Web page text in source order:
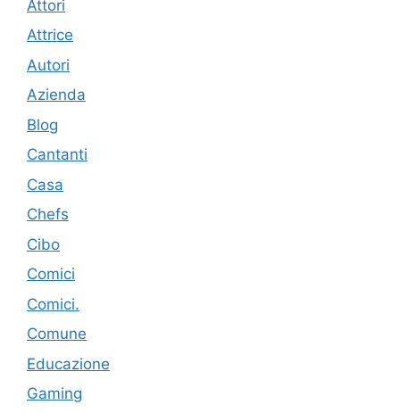
Attori
Attrice
Autori
Azienda
Blog
Cantanti
Casa
Chefs
Cibo
Comici
Comici.
Comune
Educazione
Gaming